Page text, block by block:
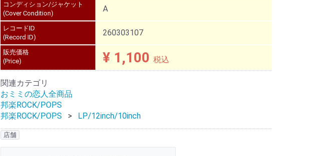
コンディション/ジャケット
(Cover Condition)
A
レコードID
(Record ID)
260303107
販売価格
(Price)
¥ 1,100 税込
関連カテゴリ
おミミの恋人全商品
邦楽ROCK/POPS
邦楽ROCK/POPS
LP/12inch/10inch
店舗